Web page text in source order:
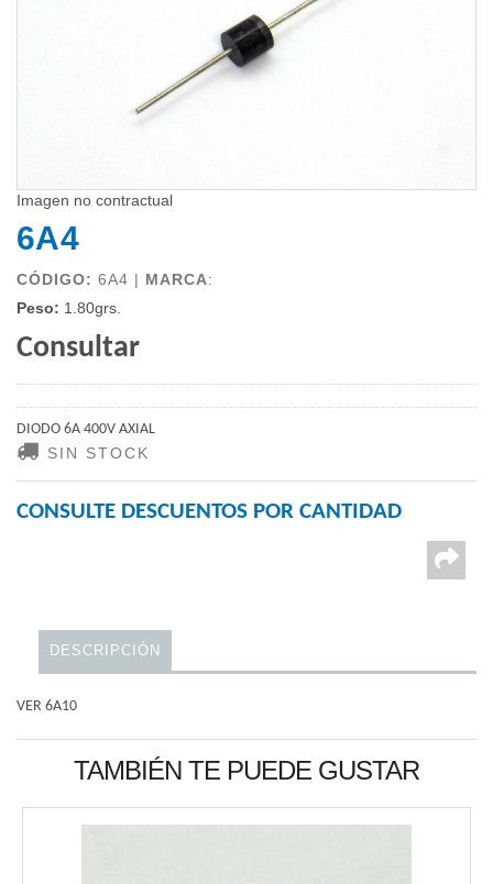
Imagen no contractual
6A4
CÓDIGO: 6A4 | MARCA:
Peso: 1.80grs.
Consultar
DIODO 6A 400V AXIAL
SIN STOCK
CONSULTE DESCUENTOS POR CANTIDAD
DESCRIPCIÓN
VER 6A10
TAMBIÉN TE PUEDE GUSTAR